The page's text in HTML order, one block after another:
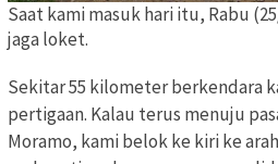
Saat kami masuk hari itu, Rabu
jaga loket.
Sekitar 55 kilometer berkendara
pertigaan. Kalau terus menuju
Moramo, kami belok ke kiri ke